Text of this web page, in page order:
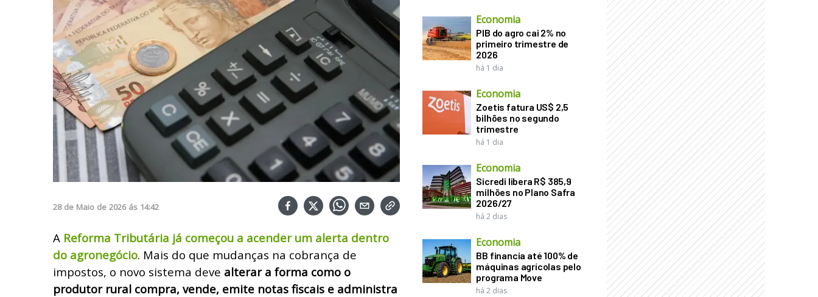
28 de Maio de 2026 ás 14:42
A Reforma Tributária já começou a acender um alerta dentro
do agronegócio. Mais do que mudanças na cobrança de
impostos, o novo sistema deve alterar a forma como o
produtor rural compra, vende, emite notas fiscais e administra
Economia
PIB do agro cai 2% no
primeiro trimestre de
2026
há 1 dia
Economia
Zoetis fatura US$ 2,5
bilhões no segundo
trimestre
há 1 dia
Economia
Sicredi libera R$ 385,9
milhões no Plano Safra
2026/27
há 2 dias
Economia
BB financia até 100% de
máquinas agrícolas pelo
programa Move
há 2 dias